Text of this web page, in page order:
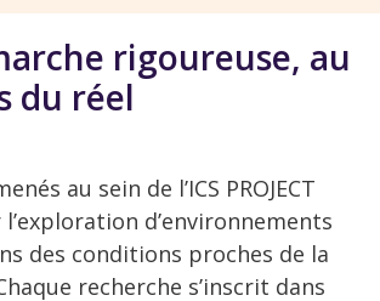
rigoureuse, au
du réel
au sein de l’ICS PROJECT
d’environnements
des conditions proches de la
recherche s’inscrit dans